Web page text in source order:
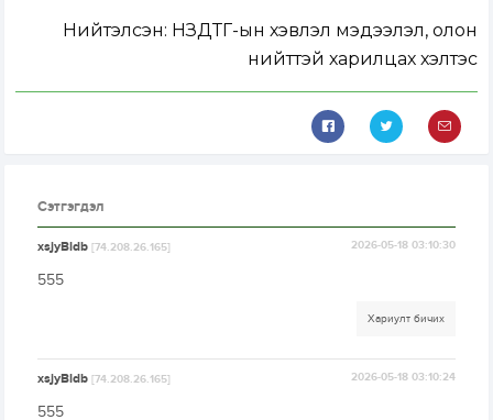
Нийтэлсэн: НЗДТГ-ын хэвлэл мэдээлэл, олон
нийттэй харилцах хэлтэс
Сэтгэгдэл
xsjyBldb[74.208.26.165] 2026-05-18 03:10:30
555
Хариулт бичих
xsjyBldb[74.208.26.165] 2026-05-18 03:10:24
555